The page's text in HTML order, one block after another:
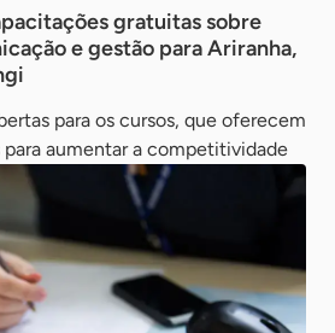
gratuitas sobre
e gestão para Ariranha,
para os cursos, que oferecem
aumentar a competitividade